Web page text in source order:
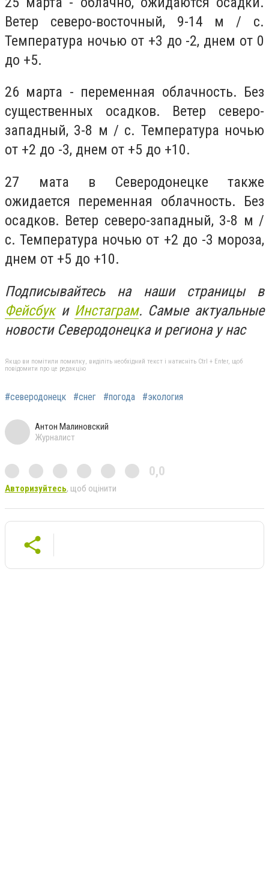
Ветер северо-восточный, 9-14 м / с.
Температура ночью от +3 до -2, днем от ​​0
до +5.
26 марта - переменная облачность. Без
существенных осадков. Ветер северо-
западный, 3-8 м / с. Температура ночью
от +2 до -3, днем ​​от +5 до +10.
27 мата в Северодонецке также
ожидается переменная облачность. Без
осадков. Ветер северо-западный, 3-8 м /
с. Температура ночью от +2 до -3 мороза,
днем ​​от +5 до +10.
Подписывайтесь на наши страницы в
Фейсбуки Инстаграм. Самые актуальные
новости Северодонецка и региона у нас
Якщо ви помітили помилку, виділіть необхідний текст і натисніть Ctrl + Enter, щоб
повідомити про це редакцію
#северодонецк #снег #погода #экология
Антон Малиновский
Журналист
0,0
Авторизуйтесь, щоб оцінити